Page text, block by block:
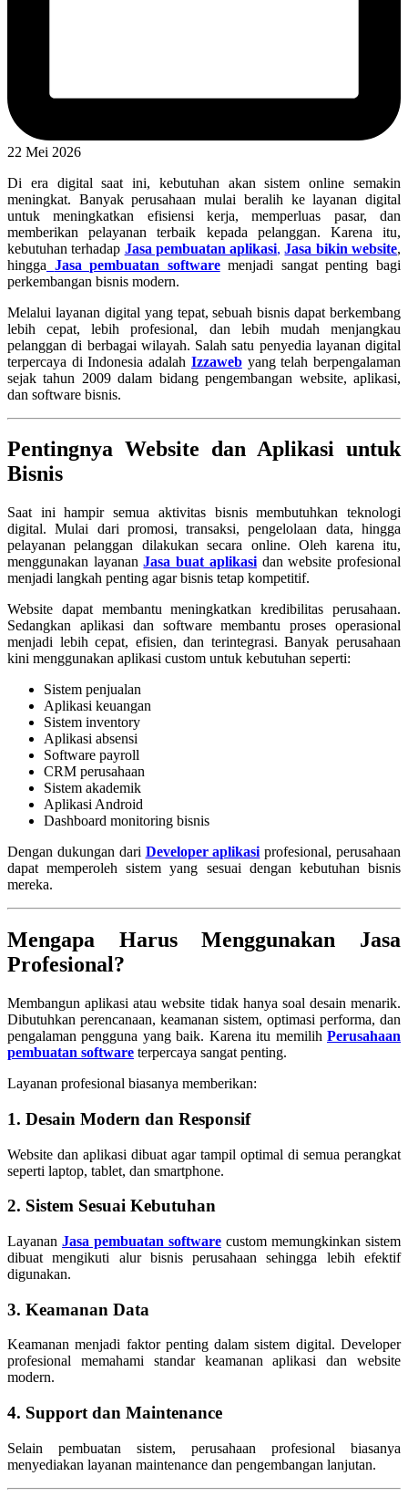
22 Mei 2026
Di era digital saat ini, kebutuhan akan sistem online semakin
meningkat. Banyak perusahaan mulai beralih ke layanan digital
untuk meningkatkan efisiensi kerja, memperluas pasar, dan
memberikan pelayanan terbaik kepada pelanggan. Karena itu,
kebutuhan terhadap Jasa pembuatan aplikasi, Jasa bikin website,
hingga Jasa pembuatan softwaremenjadi sangat penting bagi
perkembangan bisnis modern.
Melalui layanan digital yang tepat, sebuah bisnis dapat berkembang
lebih cepat, lebih profesional, dan lebih mudah menjangkau
pelanggan di berbagai wilayah. Salah satu penyedia layanan digital
terpercaya di Indonesia adalah Izzawebyang telah berpengalaman
sejak tahun 2009 dalam bidang pengembangan website, aplikasi,
dan software bisnis.
Pentingnya Website dan Aplikasi untuk
Bisnis
Saat ini hampir semua aktivitas bisnis membutuhkan teknologi
digital. Mulai dari promosi, transaksi, pengelolaan data, hingga
pelayanan pelanggan dilakukan secara online. Oleh karena itu,
menggunakan layananJasa buat aplikasidan website profesional
menjadi langkah penting agar bisnis tetap kompetitif.
Website dapat membantu meningkatkan kredibilitas perusahaan.
Sedangkan aplikasi dan software membantu proses operasional
menjadi lebih cepat, efisien, dan terintegrasi. Banyak perusahaan
kini menggunakan aplikasi custom untuk kebutuhan seperti:
Sistem penjualan
Aplikasi keuangan
Sistem inventory
Aplikasi absensi
Software payroll
CRM perusahaan
Sistem akademik
Aplikasi Android
Dashboard monitoring bisnis
Dengan dukungan dari Developer aplikasi profesional, perusahaan
dapat memperoleh sistem yang sesuai dengan kebutuhan bisnis
mereka.
Mengapa Harus Menggunakan Jasa
Profesional?
Membangun aplikasi atau website tidak hanya soal desain menarik.
Dibutuhkan perencanaan, keamanan sistem, optimasi performa, dan
pengalaman pengguna yang baik. Karena itu memilih Perusahaan
pembuatan software terpercaya sangat penting.
Layanan profesional biasanya memberikan:
1. Desain Modern dan Responsif
Website dan aplikasi dibuat agar tampil optimal di semua perangkat
seperti laptop, tablet, dan smartphone.
2. Sistem Sesuai Kebutuhan
Layanan Jasa pembuatan software custom memungkinkan sistem
dibuat mengikuti alur bisnis perusahaan sehingga lebih efektif
digunakan.
3. Keamanan Data
Keamanan menjadi faktor penting dalam sistem digital. Developer
profesional memahami standar keamanan aplikasi dan website
modern.
4. Support dan Maintenance
Selain pembuatan sistem, perusahaan profesional biasanya
menyediakan layanan maintenance dan pengembangan lanjutan.